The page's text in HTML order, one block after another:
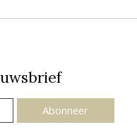
Abonneer